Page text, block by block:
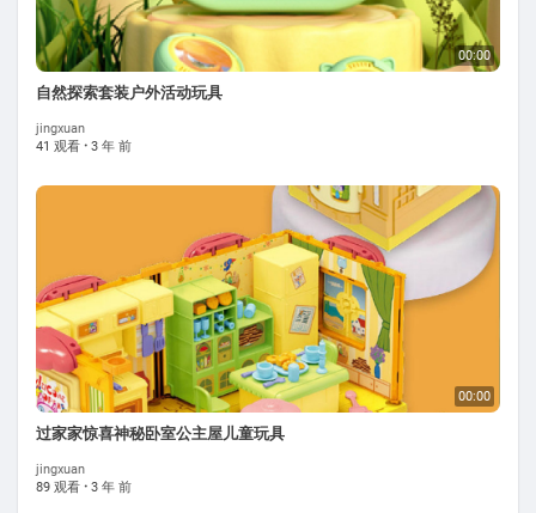
00:00
自然探索套装户外活动玩具
jingxuan
41 观看 · 3 年 前
00:00
过家家惊喜神秘卧室公主屋儿童玩具
jingxuan
89 观看 · 3 年 前